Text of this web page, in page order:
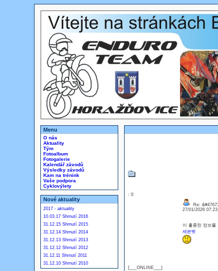
Menu
O nás
Aktuality
Tým
Fotoalbum
Fotogalerie
Kalendář závodů
Výsledky závodů
Kam na trénink
Vaše podpora
Cyklovýlety
Nové aktuality
2017 - aktuality
10.03.17 Shrnutí 2016
31.12.15 Shrnutí 2015
31.12.14 Shrnutí 2014
31.12.13 Shrnutí 2013
31.12.12 Shrnutí 2012
31.12.11 Shrnutí 2011
31.12.10 Shrnutí 2010
: 0
{___ONLINE___}
Re:
27/01/2026
이 훌륭한 정보를
세븐벳